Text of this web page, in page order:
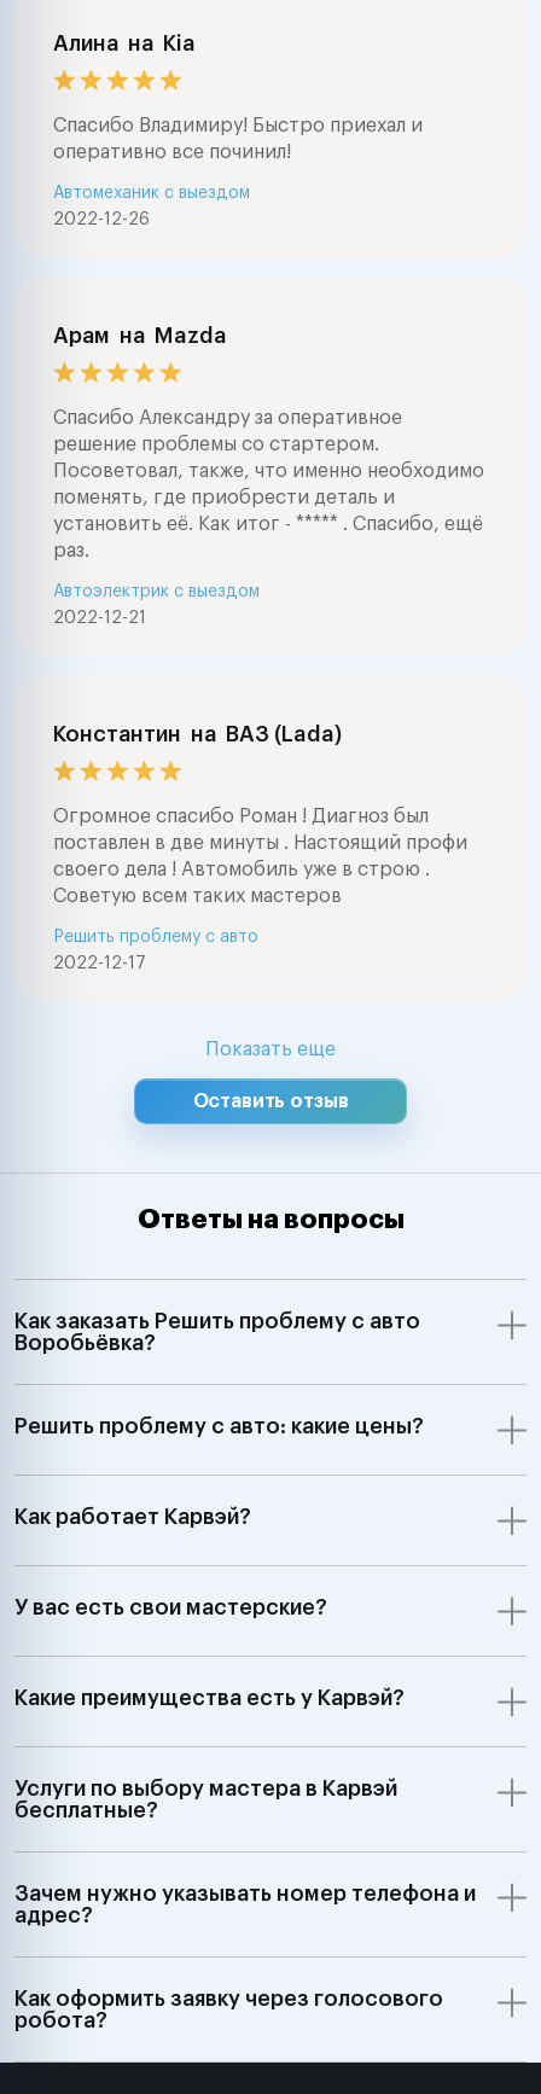
Алина на Kia
Спасибо Владимиру! Быстро приехал и
оперативно все починил!
2022-12-26
Автомеханик с выездом
Арам на Mazda
Спасибо Александру за оперативное
решение проблемы со стартером.
Посоветовал, также, что именно необходимо
поменять, где приобрести деталь и
установить её. Как итог - ***** . Спасибо, ещё
раз.
2022-12-21
Автоэлектрик с выездом
Константин на ВАЗ (Lada)
Огромное спасибо Роман ! Диагноз был
поставлен в две минуты . Настоящий профи
своего дела ! Автомобиль уже в строю .
Советую всем таких мастеров
2022-12-17
Решить проблему с авто
Показать еще
Оставить отзыв
Ответы на вопросы
Как заказать Решить проблему с авто
Воробьёвка?
Решить проблему с авто: какие цены?
Как работает Карвэй?
У вас есть свои мастерские?
Какие преимущества есть у Карвэй?
Услуги по выбору мастера в Карвэй
бесплатные?
Зачем нужно указывать номер телефона и
адрес?
Как оформить заявку через голосового
робота?